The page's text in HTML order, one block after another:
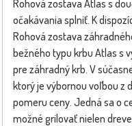
Rohová zostava Atlas s
očakávania splniť. K
Rohová zostava
bežného typu krbu Atlas s
pre záhradný krb. V
ktorý je výbornou voľbou z
pomeru ceny. Jedná sa o
možné grilovať nielen